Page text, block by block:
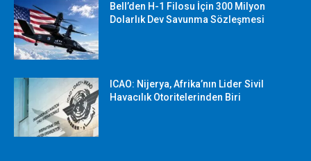
Bell’den H-1 Filosu İçin 300 Milyon
Dolarlık Dev Savunma Sözleşmesi
ICAO: Nijerya, Afrika’nın Lider Sivil
Havacılık Otoritelerinden Biri